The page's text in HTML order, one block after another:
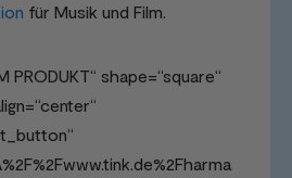
für Musik und Film.
PRODUKT“ shape=“square“